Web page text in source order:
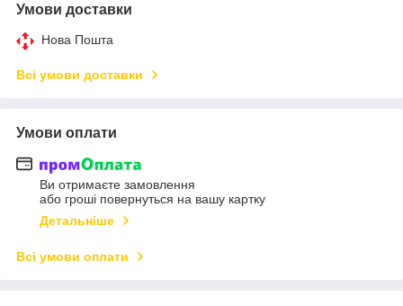
Умови доставки
Нова Пошта
Всі умови доставки
Умови оплати
Ви отримаєте замовлення
або гроші повернуться на вашу картку
Детальніше
Всі умови оплати